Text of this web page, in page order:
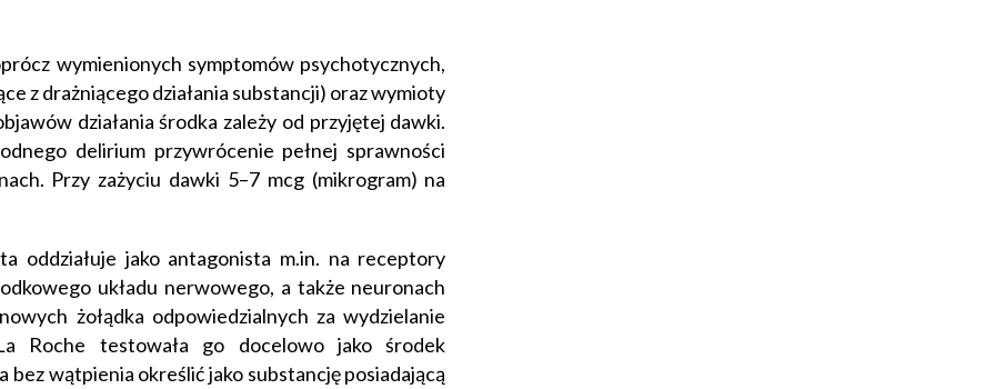
wymienionych symptomów psychotycznych,
z drażniącego działania substancji) oraz wymioty
działania środka zależy od przyjętej dawki.
delirium przywrócenie pełnej sprawności
Przy zażyciu dawki 5–7 mcg (mikrogram) na
oddziałuje jako antagonista m.in. na receptory
układu nerwowego, a także neuronach
żołądka odpowiedzialnych za wydzielanie
Roche testowała go docelowo jako środek
wątpienia określić jako substancję posiadającą